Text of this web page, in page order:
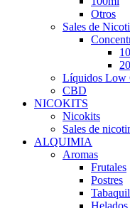
Otros
Sales de
Líquidos Low
CBD
NICOKITS
Nicokits
Sales de
ALQUIMIA
Aromas
Frutales
Postres
Helados